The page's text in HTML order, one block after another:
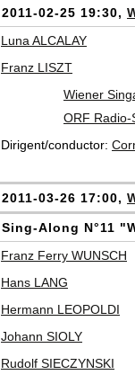
2011-02-25 19:30,
Luna ALCALAY
Franz LISZT
Wiener
ORF Radio-
Dirigent/conductor:
2011-03-26 17:00,
Sing-Along N°11
Franz Ferry WUNSCH
Hans LANG
Hermann LEOPOLDI
Johann SIOLY
Rudolf SIECZYNSKI